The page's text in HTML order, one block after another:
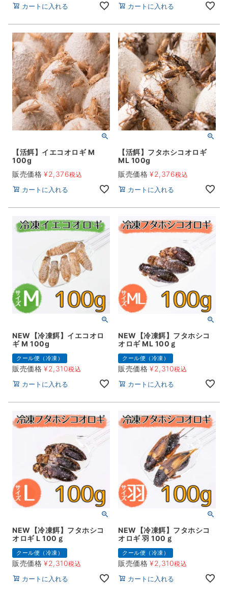
カートに入れる カートに入れる
【活餌】イエコオロギ M
100g
販売価格 ¥2,376税込
カートに入れる
【活餌】フタホシコオロギ
ML 100g
販売価格 ¥2,376税込
カートに入れる
NEW【冷凍餌】イエコオロ
ギ M 100g
クール便（冷凍）
販売価格 ¥2,310税込
カートに入れる
NEW【冷凍餌】フタホシコ
オロギ ML 100ｇ
クール便（冷凍）
販売価格 ¥2,310税込
カートに入れる
NEW【冷凍餌】フタホシコ
オロギ L 100ｇ
クール便（冷凍）
販売価格 ¥2,310税込
カートに入れる
NEW【冷凍餌】フタホシコ
オロギ 羽 100ｇ
クール便（冷凍）
販売価格 ¥2,310税込
カートに入れる